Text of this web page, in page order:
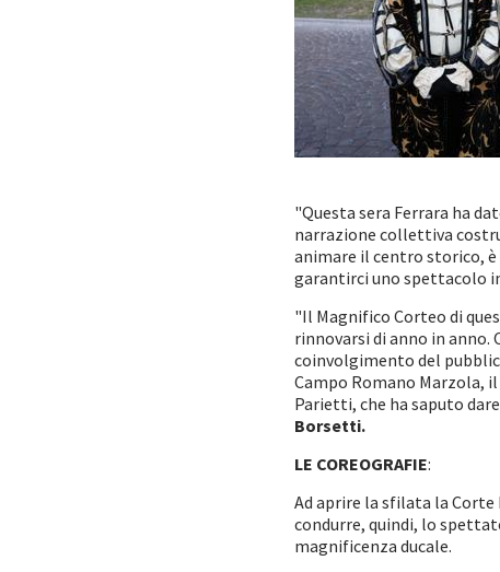
"Questa sera Ferrara ha
narrazione collettiva
animare il centro storico,
garantirci uno spettacolo
"Il Magnifico Corteo di
rinnovarsi di anno in
coinvolgimento del
Campo Romano Marzola,
Parietti, che ha saputo
Borsetti.
LE COREOGRAFIE:
Ad aprire la sfilata la
condurre, quindi, lo
magnificenza ducale.